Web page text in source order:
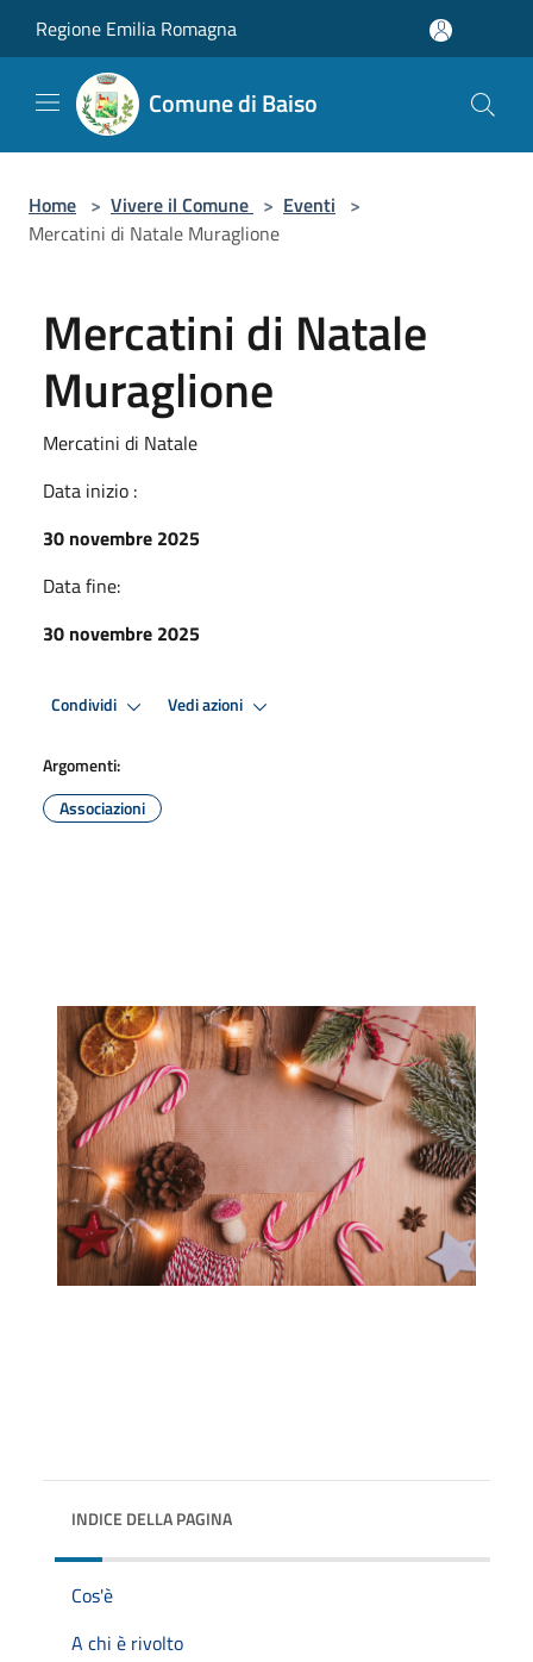
Regione Emilia Romagna
Comune di Baiso
Home > Vivere il Comune > Eventi >
Mercatini di Natale Muraglione
Mercatini di Natale
Muraglione
Mercatini di Natale
Data inizio :
30 novembre 2025
Data fine:
30 novembre 2025
Condividi Vedi azioni
Argomenti:
Associazioni
INDICE DELLA PAGINA
Cos'è
A chi è rivolto